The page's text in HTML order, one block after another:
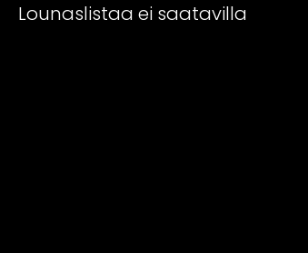
Lounaslistaa ei saatavilla